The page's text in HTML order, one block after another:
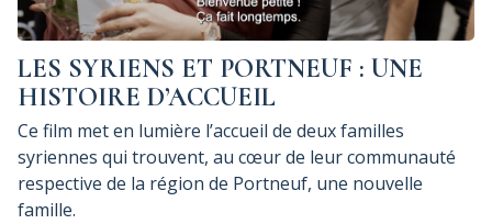
LES SYRIENS ET PORTNEUF : UNE
HISTOIRE D’ACCUEIL
Ce film met en lumière l’accueil de deux familles
syriennes qui trouvent, au cœur de leur communauté
respective de la région de Portneuf, une nouvelle
famille.